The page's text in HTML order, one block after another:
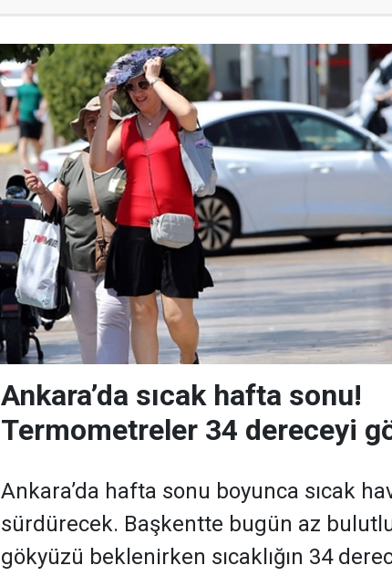
Ankara’da sıcak hafta sonu!
Termometreler 34 dereceyi
Ankara’da hafta sonu boyunca sıcak
sürdürecek. Başkentte bugün az
gökyüzü beklenirken sıcaklığın 34